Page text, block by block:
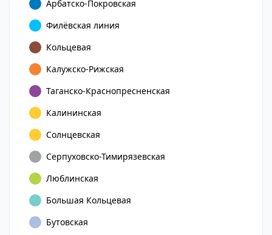
Арбатско-Покровская
Филёвская линия
Кольцевая
Калужско-Рижская
Таганско-Краснопресненская
Калининская
Солнцевская
Серпуховско-Тимирязевская
Люблинская
Большая Кольцевая
Бутовская